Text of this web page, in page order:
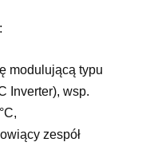
modulującą typu
Inverter), wsp.
zespół